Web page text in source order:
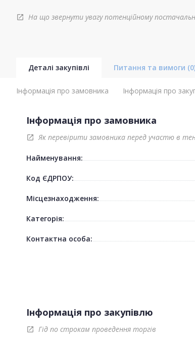
open_in_new На що звернути увагу потенційному
Деталі закупівлі Питання та вимоги
Інформація про замовника Інформація про
Інформація про замовника
open_in_new Як перевірити замовника перед участю в
Найменування:
Код ЄДРПОУ:
Місцезнаходження:
Категорія:
Контактна особа:
Інформація про закупівлю
open_in_new Гід по строкам проведення торгів